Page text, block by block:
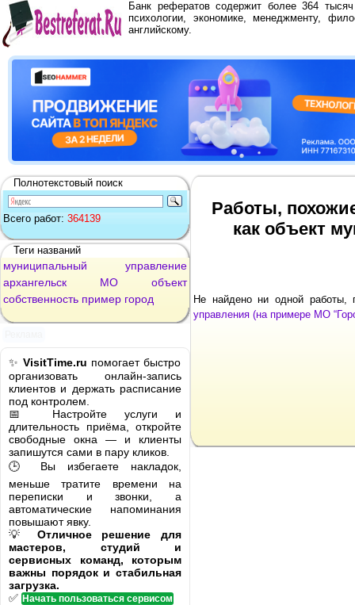
Банк рефератов содержит более 364
психологии, экономике, менеджменту,
английскому.
Полнотекстовый поиск
Всего работ: 364139
Теги названий
муниципальный
управление
архангельск
МО
объект
собственность пример город
✨ VisitTime.ru помогает быстро
организовать онлайн-запись
клиентов и держать расписание
под контролем.
📅 Настройте услуги и
длительность приёма, откройте
свободные окна — и клиенты
запишутся сами в пару кликов.
🕒 Вы избегаете накладок,
меньше тратите времени на
переписки и звонки, а
автоматические напоминания
повышают явку.
💡 Отличное решение для
мастеров, студий и
сервисных команд, которым
важны порядок и стабильная
загрузка.
✅ Начать пользоваться сервисом
Работы,
как объект
Не найдено ни одной
управления (на примере МО